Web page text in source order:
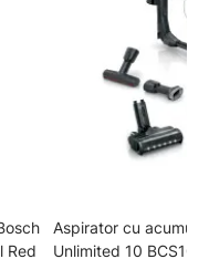
Red
Aspirator cu
Unlimited 10